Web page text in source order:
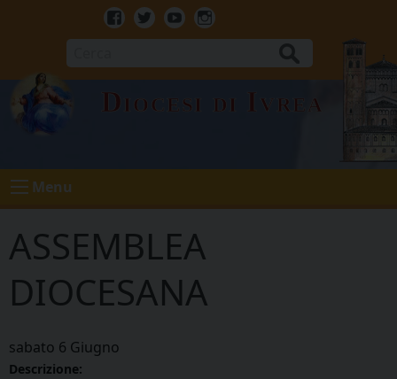
Facebook
TwitterYoutubeInstagram
Diocesi di Ivrea
Menu
ASSEMBLEA
DIOCESANA
sabato 6 Giugno
Descrizione: